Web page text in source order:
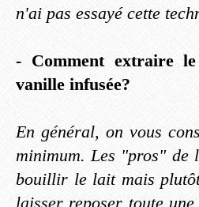
n'ai pas essayé cette
- Comment extraire
vanille infusée?
En général, on vous
minimum. Les "pros"
bouillir le lait mais
laisser reposer toute